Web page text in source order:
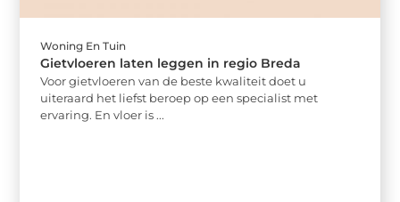
Woning En Tuin
Gietvloeren laten leggen in regio Breda
Voor gietvloeren van de beste kwaliteit doet u
uiteraard het liefst beroep op een specialist met
ervaring. En vloer is ...